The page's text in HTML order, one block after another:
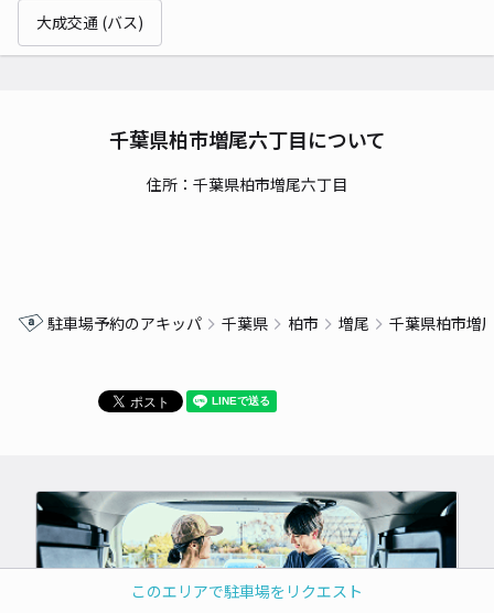
このエリアで駐車場をリクエスト
大成交通 (バス)
千葉県柏市増尾六丁目について
住所：千葉県柏市増尾六丁目
駐車場予約のアキッパ 千葉県 柏市 増尾 千葉県柏市増